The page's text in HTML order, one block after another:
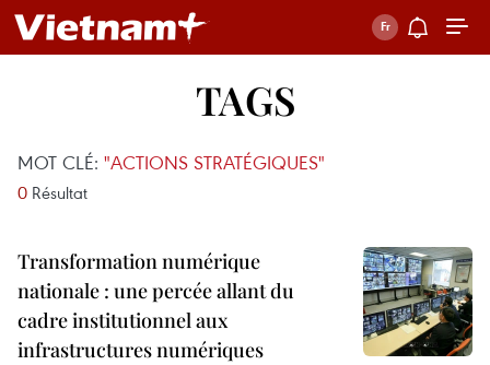
TAGS
MOT CLÉ: "ACTIONS STRATÉGIQUES"
0 Résultat
Transformation numérique
nationale : une percée allant du
cadre institutionnel aux
infrastructures numériques